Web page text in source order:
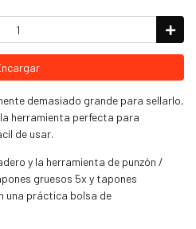
demasiado grande para sellarlo,
herramienta perfecta para
de usar.
y la herramienta de punzón /
gruesos 5x y tapones
una práctica bolsa de